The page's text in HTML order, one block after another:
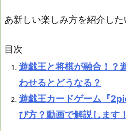
あ新しい楽しみ方を紹介した
目次
遊戯王と将棋が融合！？
わせるとどうなる？
遊戯王カードゲーム『
び方？動画で解説します